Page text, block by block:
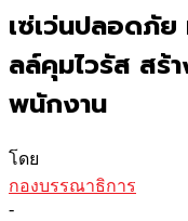
เซ่เว่นปลอดภั
ลล์คุมไวรัส สร้
พนักงาน
โดย
กองบรรณาธิการ
-